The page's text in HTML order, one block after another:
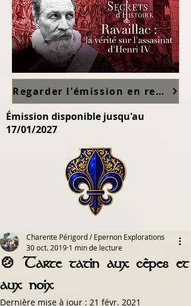
Regarder l'émission en replay sur France TV ici
Émission disponible jusqu'au
17/01/2027
🍲 Tarte tatin aux cèpes et
aux noix
Charente Périgord / Epernon Explorations
30 oct. 2019 1 min de lecture
Dernière mise à jour : 21 févr. 2021